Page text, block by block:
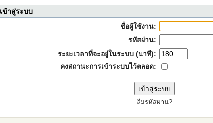
เข้าสู่ระบบ
ชื่อผู้ใช้งาน:
รหัสผ่าน:
ระยะเวลาที่จะอยู่ในระบบ (นาที):
คงสถานะการเข้าระบบไว้ตลอด:
ลืมรหัสผ่าน?